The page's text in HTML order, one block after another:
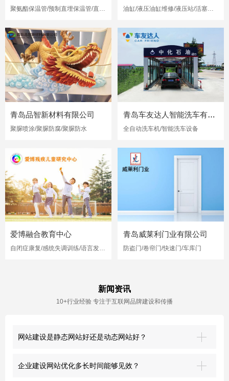
聚氨酯保温管/预制直埋保温管/直埋保温管 油缸/液压油缸维修/液压站/活塞杆修复
青岛品智新材料有限公司
聚脲喷涂/聚脲防腐/聚脲防水
青岛车友达人智能洗车有限公司
全自动洗车机/智能洗车设备
爱博融合教育中心 青岛威莱利门业有限公司
防盗门/卷帘门/快速门/车库门
新闻资讯
10+行业经验 专注于互联网品牌建设和传播
网站建设是静态网站好还是动态网站好？
企业建设网站优化多长时间能够见效？